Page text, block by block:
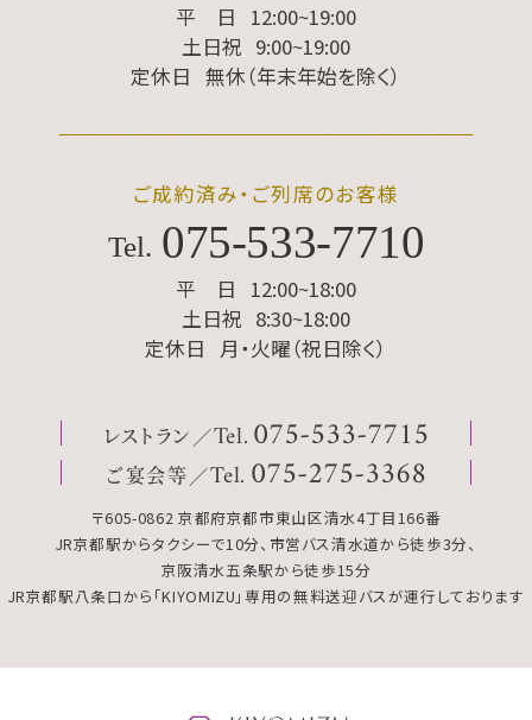
平 日
12:00~19:00
土日祝 9:00~19:00
定休日 無休（年末年始を除く）
ご成約済み・ご列席のお客様
Tel. 075-533-7710
平 日
12:00~18:00
土日祝 8:30~18:00
定休日
月・火曜（祝日除く）
レストラン Tel. 075-533-7715
ご宴会等 Tel. 075-275-3368
〒605-0862 京都府京都市東山区清水4丁目166番
JR京都駅からタクシーで10分、市営バス清水道から徒歩3分、
京阪清水五条駅から徒歩15分
JR京都駅八条口から「KIYOMIZU」専用の無料送迎バスが運行しております